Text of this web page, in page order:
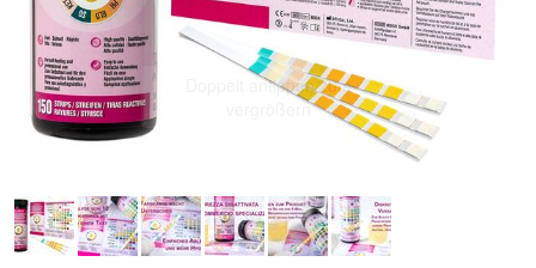
Doppelt antippen zum
vergrößern